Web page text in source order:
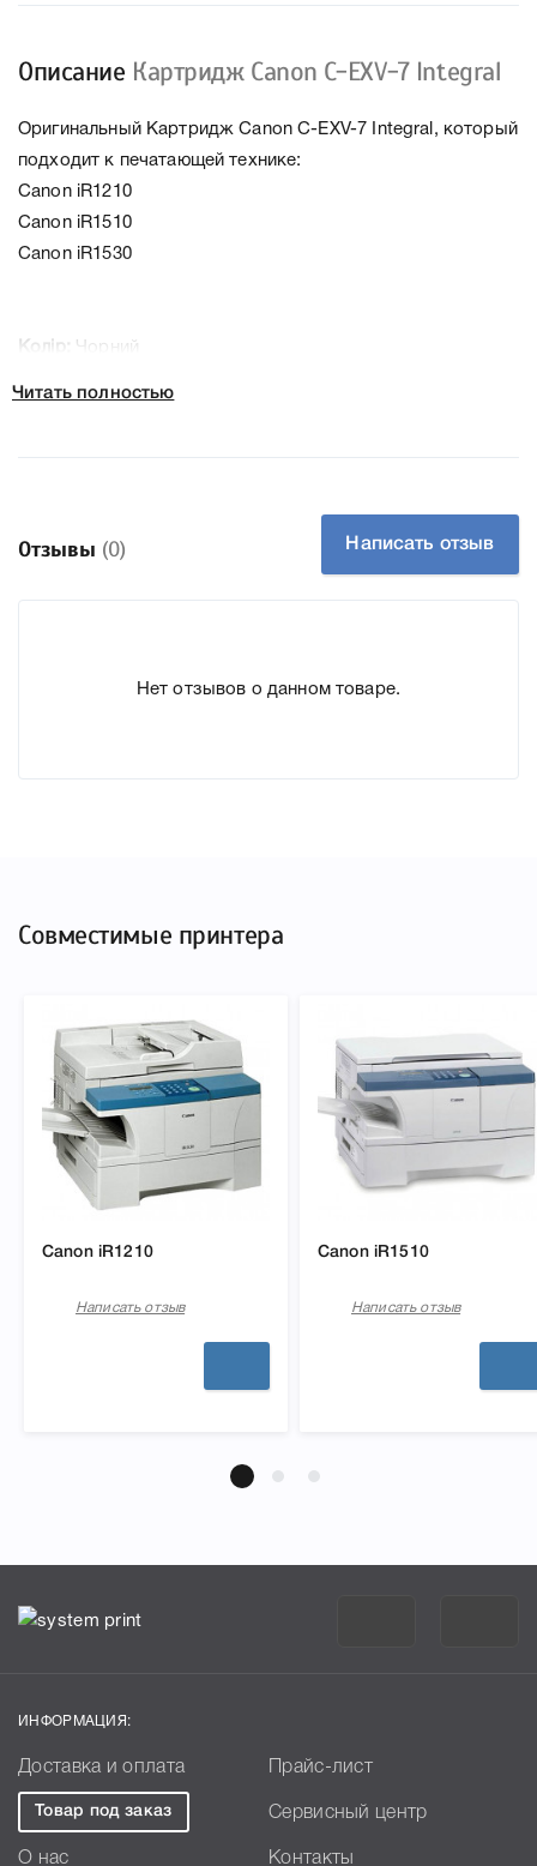
Описание Картридж Canon C-EXV-7 Integral
Оригинальный Картридж Canon C-EXV-7 Integral, который
подходит к печатающей технике:
Canon iR1210
Canon iR1510
Canon iR1530
Колір: Чорний
подходит Canon C-EXV7 аналог, что позволит Вам легко
Читать полностью
Отзывы (0) Написать отзыв
Нет отзывов о данном товаре.
Совместимые принтера
Canon iR1210
Написать отзыв
Canon iR1510
Написать отзыв
ИНФОРМАЦИЯ:
Доставка и оплата Прайс-лист
Товар под заказ Сервисный центр
О нас Контакты